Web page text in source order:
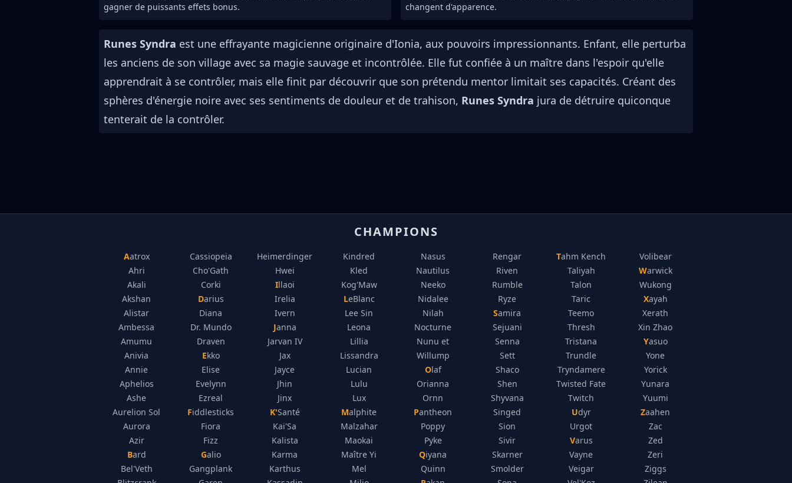
gagner de puissants effets bonus.
changent d'apparence.
Runes Syndra est une effrayante magicienne originaire d'Ionia, aux pouvoirs impressionnants. Enfant, elle perturba
les anciens de son village avec sa magie sauvage et incontrôlée. Elle fut confiée à un maître dans l'espoir qu'elle
apprendrait à se contrôler, mais elle finit par découvrir que son prétendu mentor limitait ses capacités. Créant des
sphères d'énergie noire avec ses sentiments de douleur et de trahison, Runes Syndra jura de détruire quiconque
tenterait de la contrôler.
CHAMPIONS
Aatrox
Ahri
Akali
Akshan
Alistar
Ambessa
Amumu
Anivia
Annie
Aphelios
Ashe
Aurelion Sol
Aurora
Azir
Bard
Bel'Veth
Cassiopeia
Cho'Gath
Corki
Darius
Diana
Dr. Mundo
Draven
Ekko
Elise
Evelynn
Ezreal
Fiddlesticks
Fiora
Fizz
Galio
Gangplank
Heimerdinger
Hwei
Illaoi
Irelia
Ivern
Janna
Jarvan IV
Jax
Jayce
Jhin
Jinx
K'Santé
Kai'Sa
Kalista
Karma
Karthus
Kindred
Kled
Kog'Maw
LeBlanc
Lee Sin
Leona
Lillia
Lissandra
Lucian
Lulu
Lux
Malphite
Malzahar
Maokai
Maître Yi
Mel
Nasus
Nautilus
Neeko
Nidalee
Nilah
Nocturne
Nunu et
Willump
Olaf
Orianna
Ornn
Pantheon
Poppy
Pyke
Qiyana
Quinn
Rengar
Riven
Rumble
Ryze
Samira
Sejuani
Senna
Sett
Shaco
Shen
Shyvana
Singed
Sion
Sivir
Skarner
Smolder
Tahm Kench
Taliyah
Talon
Taric
Teemo
Thresh
Tristana
Trundle
Tryndamere
Twisted Fate
Twitch
Udyr
Urgot
Varus
Vayne
Veigar
Volibear
Warwick
Wukong
Xayah
Xerath
Xin Zhao
Yasuo
Yone
Yorick
Yunara
Yuumi
Zaahen
Zac
Zed
Zeri
Ziggs